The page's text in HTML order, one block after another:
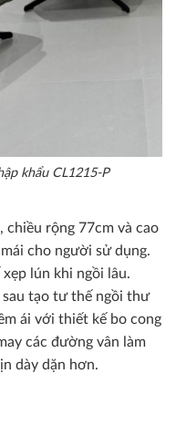
khẩu CL1215-P
rộng 77cm và cao
cho người sử dụng.
lún khi ngồi lâu.
sau tạo tư thế ngồi thư
ái với thiết kế bo cong
các đường vân làm
dày dặn hơn.